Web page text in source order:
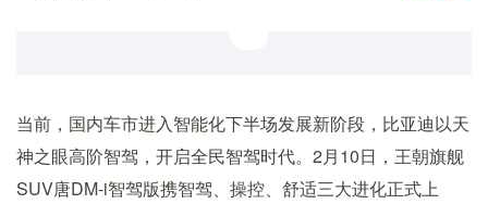
当前，国内车市进入智能化下半场发展新阶段，比亚迪以天
神之眼高阶智驾，开启全民智驾时代。2月10日，王朝旗舰
SUV唐DM-i智驾版携智驾、操控、舒适三大进化正式上